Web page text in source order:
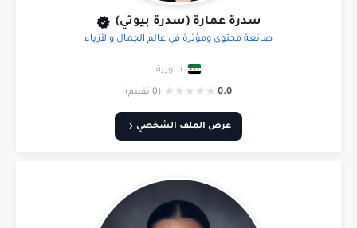
سدرة عمارة (سدرة بيوتي)
صانعة محتوى ومؤثرة في عالم الجمال والأزياء
سورية
0.0
★
★
★
★
★ (0 تقييم)
عرض الملف الشخصي